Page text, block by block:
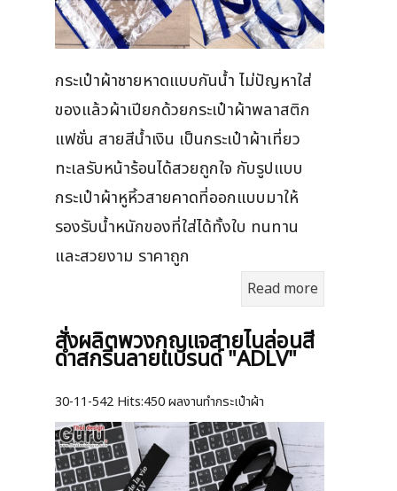
กระเป๋าผ้าชายหาดแบบกันน้ำ ไม่ปัญหาใส่
ของแล้วผ้าเปียกด้วยกระเป๋าผ้าพลาสติก
แฟชั่น สายสีน้ำเงิน เป็นกระเป๋าผ้าเที่ยว
ทะเลรับหน้าร้อนได้สวยถูกใจ กับรูปแบบ
กระเป๋าผ้าหูหิ้วสายคาดที่ออกแบบมาให้
รองรับน้ำหนักของที่ใส่ได้ทั้งใบ ทนทาน
และสวยงาม ราคาถูก
Read more
สั่งผลิตพวงกุญแจสายไนล่อนสี
ดำสกรีนลายแบรนด์ "ADLV"
30-11-542 Hits:450 ผลงานทำกระเป๋าผ้า